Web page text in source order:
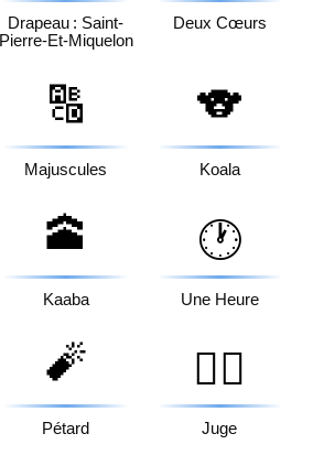
Drapeau : Saint-
Pierre-Et-Miquelon
Deux Cœurs
🔠
Majuscules
🐨
Koala
🕋
Kaaba
🕐
Une Heure
🧨
Pétard
🧑‍⚖️
Juge